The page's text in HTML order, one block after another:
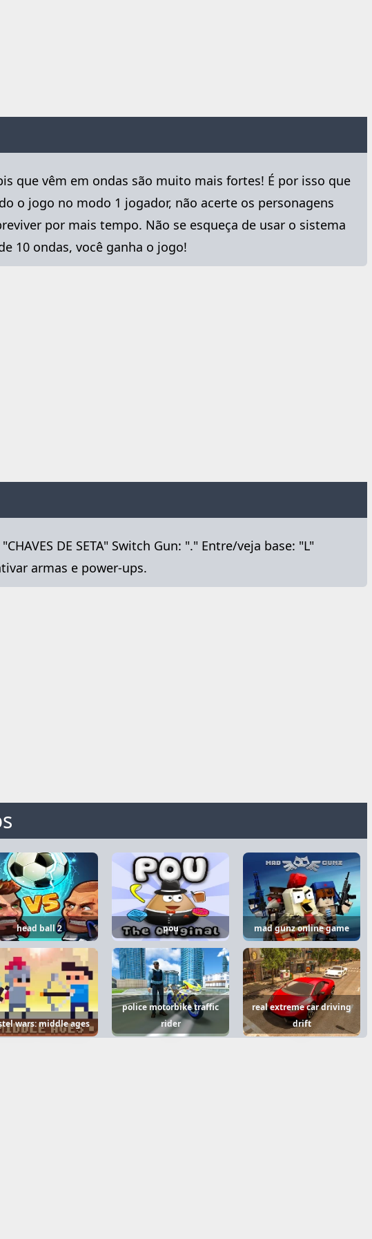
que vêm em ondas são muito mais fortes! É por isso que
o jogo no modo 1 jogador, não acerte os personagens
por mais tempo. Não se esqueça de usar o sistema
10 ondas, você ganha o jogo!
DE SETA" Switch Gun: "." Entre/veja base: "L"
armas e power-ups.
head ball 2 pou mad gunz online game
wars: middle ages
police motorbike traffic
rider
real extreme car driving
drift